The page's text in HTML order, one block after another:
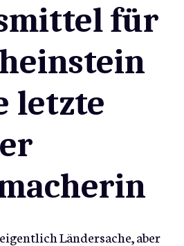
für
letzte
Ländersache, aber